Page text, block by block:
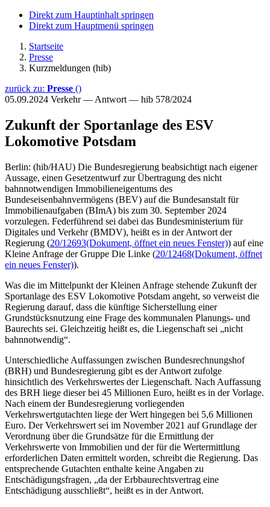
Direkt zum Hauptinhalt springen
Direkt zum Hauptmenü springen
Startseite
Presse
Kurzmeldungen (hib)
zurück zu: Presse ()
05.09.2024 Verkehr — Antwort — hib 578/2024
Zukunft der Sportanlage des ESV
Lokomotive Potsdam
Berlin: (hib/HAU) Die Bundesregierung beabsichtigt nach eigener
Aussage, einen Gesetzentwurf zur Übertragung des nicht
bahnnotwendigen Immobilieneigentums des
Bundeseisenbahnvermögens (BEV) auf die Bundesanstalt für
Immobilienaufgaben (BImA) bis zum 30. September 2024
vorzulegen. Federführend sei dabei das Bundesministerium für
Digitales und Verkehr (BMDV), heißt es in der Antwort der
Regierung (20/12693(Dokument, öffnet ein neues Fenster)) auf eine
Kleine Anfrage der Gruppe Die Linke (20/12468(Dokument, öffnet
ein neues Fenster)).
Was die im Mittelpunkt der Kleinen Anfrage stehende Zukunft der
Sportanlage des ESV Lokomotive Potsdam angeht, so verweist die
Regierung darauf, dass die künftige Sicherstellung einer
Grundstücksnutzung eine Frage des kommunalen Planungs- und
Baurechts sei. Gleichzeitig heißt es, die Liegenschaft sei „nicht
bahnnotwendig“.
Unterschiedliche Auffassungen zwischen Bundesrechnungshof
(BRH) und Bundesregierung gibt es der Antwort zufolge
hinsichtlich des Verkehrswertes der Liegenschaft. Nach Auffassung
des BRH liege dieser bei 45 Millionen Euro, heißt es in der Vorlage.
Nach einem der Bundesregierung vorliegenden
Verkehrswertgutachten liege der Wert hingegen bei 5,6 Millionen
Euro. Der Verkehrswert sei im November 2021 auf Grundlage der
Verordnung über die Grundsätze für die Ermittlung der
Verkehrswerte von Immobilien und der für die Wertermittlung
erforderlichen Daten ermittelt worden, schreibt die Regierung. Das
entsprechende Gutachten enthalte keine Angaben zu
Entschädigungsfragen, „da der Erbbaurechtsvertrag eine
Entschädigung ausschließt“, heißt es in der Antwort.